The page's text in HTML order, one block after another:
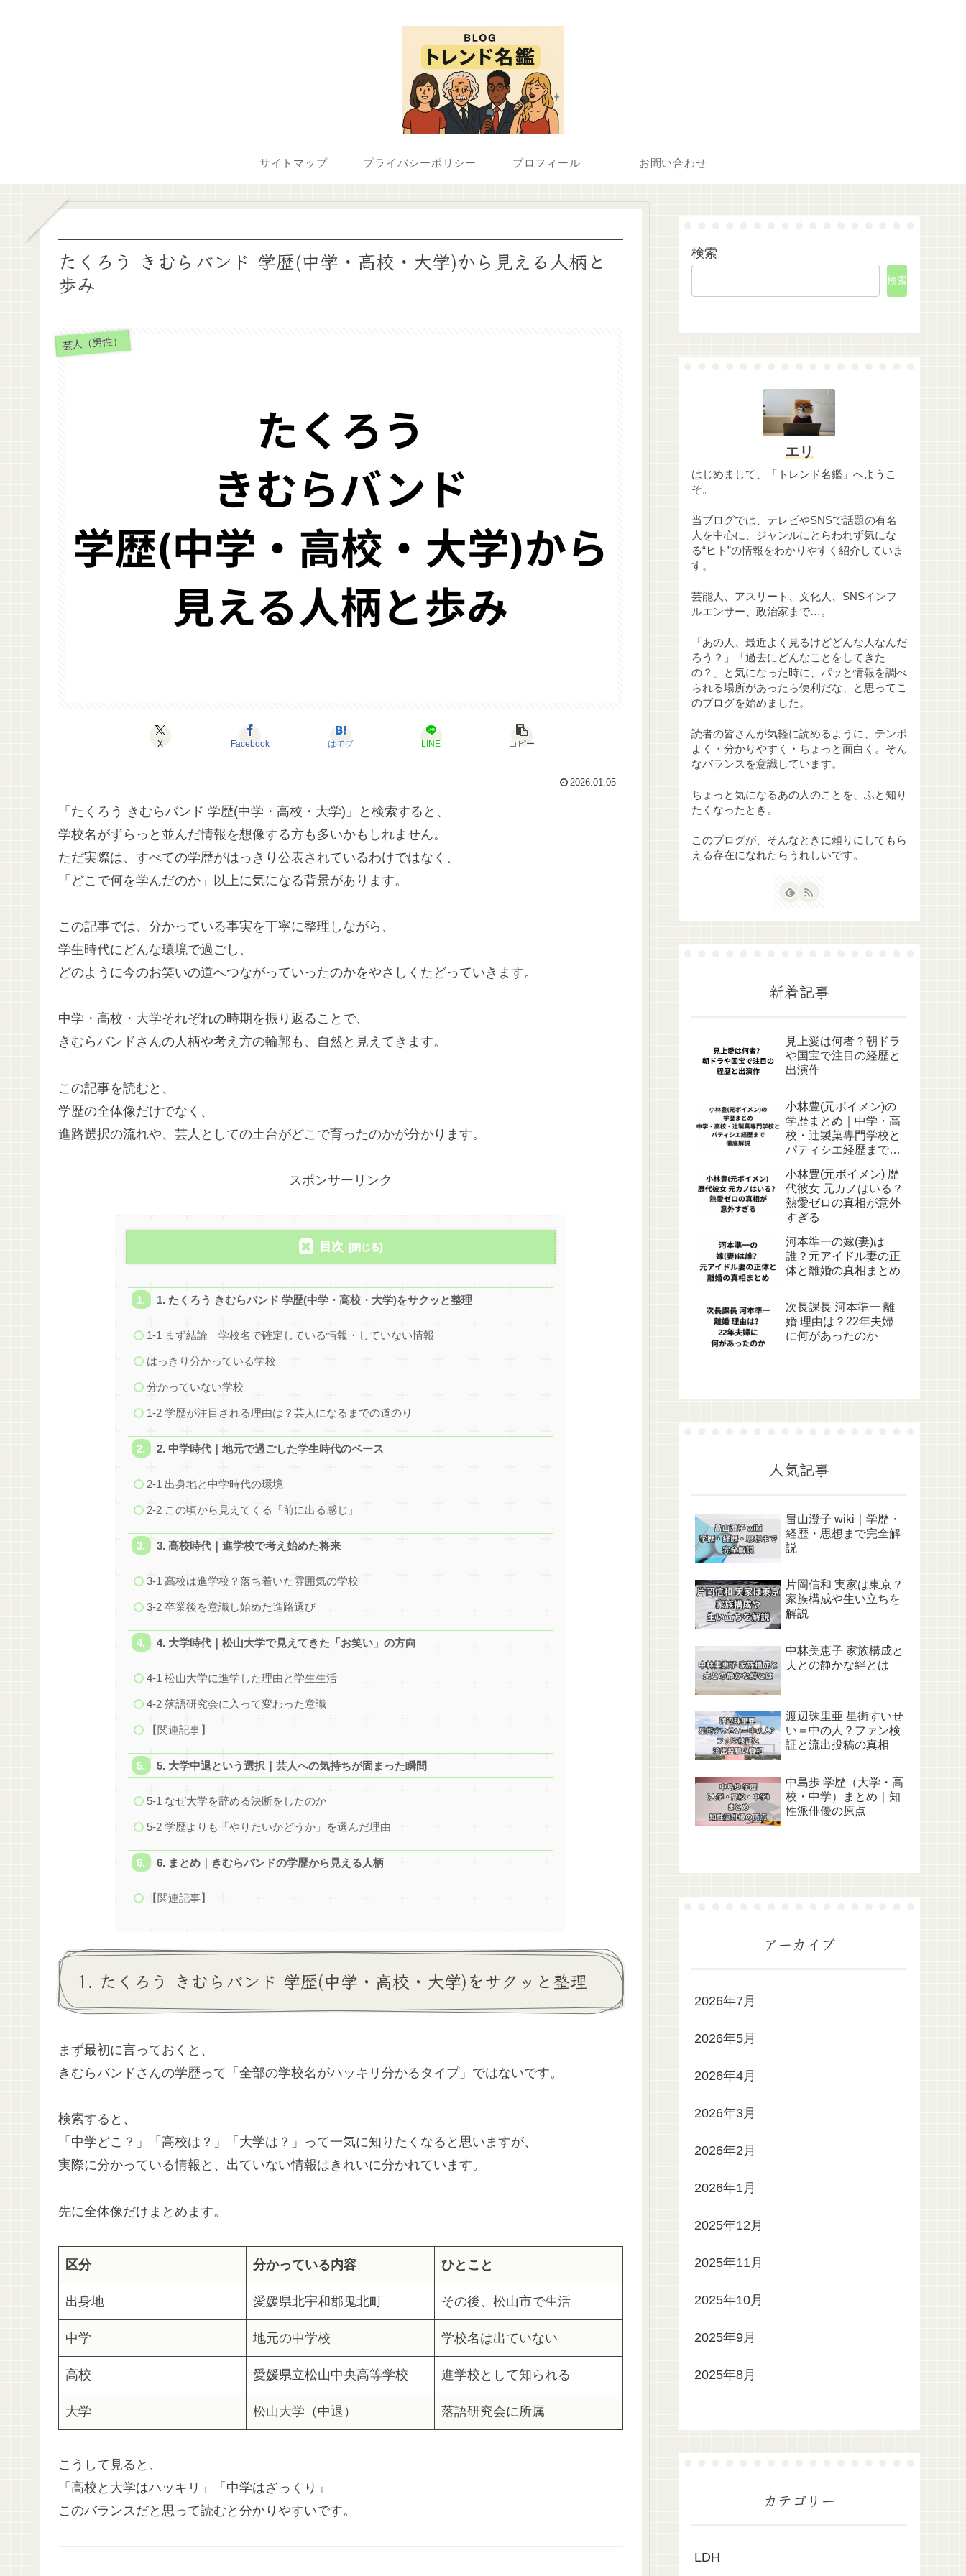
サイトマップ プライバシーポリシー プロフィール お問い合わせ
たくろう きむらバンド 学歴(中学・高校・大学)から見える人柄と
歩み
芸人（男性）
X Facebook はてブ LINE コピー
2026.01.05
「たくろう きむらバンド 学歴(中学・高校・大学)」と検索すると、
学校名がずらっと並んだ情報を想像する方も多いかもしれません。
ただ実際は、すべての学歴がはっきり公表されているわけではなく、
「どこで何を学んだのか」以上に気になる背景があります。
この記事では、分かっている事実を丁寧に整理しながら、
学生時代にどんな環境で過ごし、
どのように今のお笑いの道へつながっていったのかをやさしくたどっていきます。
中学・高校・大学それぞれの時期を振り返ることで、
きむらバンドさんの人柄や考え方の輪郭も、自然と見えてきます。
この記事を読むと、
学歴の全体像だけでなく、
進路選択の流れや、芸人としての土台がどこで育ったのかが分かります。
スポンサーリンク
目次
1. たくろう きむらバンド 学歴(中学・高校・大学)をサクッと整理
1-1 まず結論｜学校名で確定している情報・していない情報
はっきり分かっている学校
分かっていない学校
1-2 学歴が注目される理由は？芸人になるまでの道のり
2. 中学時代｜地元で過ごした学生時代のベース
2-1 出身地と中学時代の環境
2-2 この頃から見えてくる「前に出る感じ」
3. 高校時代｜進学校で考え始めた将来
3-1 高校は進学校？落ち着いた雰囲気の学校
3-2 卒業後を意識し始めた進路選び
4. 大学時代｜松山大学で見えてきた「お笑い」の方向
4-1 松山大学に進学した理由と学生生活
4-2 落語研究会に入って変わった意識
【関連記事】
5. 大学中退という選択｜芸人への気持ちが固まった瞬間
5-1 なぜ大学を辞める決断をしたのか
5-2 学歴よりも「やりたいかどうか」を選んだ理由
6. まとめ｜きむらバンドの学歴から見える人柄
【関連記事】
1. たくろう きむらバンド 学歴(中学・高校・大学)をサクッと整理
まず最初に言っておくと、
きむらバンドさんの学歴って「全部の学校名がハッキリ分かるタイプ」ではないです。
検索すると、
「中学どこ？」「高校は？」「大学は？」って一気に知りたくなると思いますが、
実際に分かっている情報と、出ていない情報はきれいに分かれています。
先に全体像だけまとめます。
区分 分かっている内容 ひとこと
出身地 愛媛県北宇和郡鬼北町 その後、松山市で生活
中学 地元の中学校 学校名は出ていない
高校 愛媛県立松山中央高等学校 進学校として知られる
大学 松山大学（中退） 落語研究会に所属
こうして見ると、
「高校と大学はハッキリ」「中学はざっくり」
このバランスだと思って読むと分かりやすいです。
検索
検索
エリ
はじめまして、「トレンド名鑑」へようこ
そ。
当ブログでは、テレビやSNSで話題の有名
人を中心に、ジャンルにとらわれず気にな
る“ヒト”の情報をわかりやすく紹介していま
す。
芸能人、アスリート、文化人、SNSインフ
ルエンサー、政治家まで…。
「あの人、最近よく見るけどどんな人なんだ
ろう？」「過去にどんなことをしてきた
の？」と気になった時に、パッと情報を調べ
られる場所があったら便利だな、と思ってこ
のブログを始めました。
読者の皆さんが気軽に読めるように、テンポ
よく・分かりやすく・ちょっと面白く。そん
なバランスを意識しています。
ちょっと気になるあの人のことを、ふと知り
たくなったとき。
このブログが、そんなときに頼りにしてもら
える存在になれたらうれしいです。
新着記事
見上愛は何者？朝ドラ
や国宝で注目の経歴と
出演作
小林豊(元ボイメン)の
学歴まとめ｜中学・高
校・辻製菓専門学校と
パティシエ経歴まで徹
小林豊(元ボイメン) 歴
代彼女 元カノはいる？
熱愛ゼロの真相が意外
すぎる
河本準一の嫁(妻)は
誰？元アイドル妻の正
体と離婚の真相まとめ
次長課長 河本準一 離
婚 理由は？22年夫婦
に何があったのか
人気記事
畠山澄子 wiki｜学歴・
経歴・思想まで完全解
説
片岡信和 実家は東京？
家族構成や生い立ちを
解説
中林美恵子 家族構成と
夫との静かな絆とは
渡辺珠里亜 星街すいせ
い＝中の人？ファン検
証と流出投稿の真相
中島歩 学歴（大学・高
校・中学）まとめ｜知
性派俳優の原点
アーカイブ
2026年7月
2026年5月
2026年4月
2026年3月
2026年2月
2026年1月
2025年12月
2025年11月
2025年10月
2025年9月
2025年8月
カテゴリー
LDH